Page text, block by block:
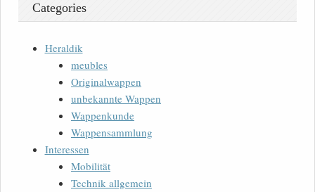
Categories
Heraldik
meubles
Originalwappen
unbekannte Wappen
Wappenkunde
Wappensammlung
Interessen
Mobilität
Technik allgemein